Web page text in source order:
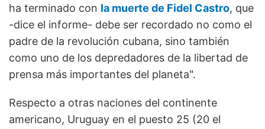
ha terminado con la muerte de Fidel Castro, que
-dice el informe- debe ser recordado no como el
padre de la revolución cubana, sino también
como uno de los depredadores de la libertad de
prensa más importantes del planeta".
Respecto a otras naciones del continente
americano, Uruguay en el puesto 25 (20 el